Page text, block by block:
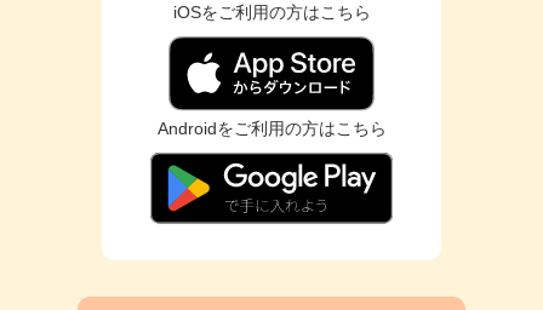
iOSをご利用の方はこちら
Androidをご利用の方はこちら